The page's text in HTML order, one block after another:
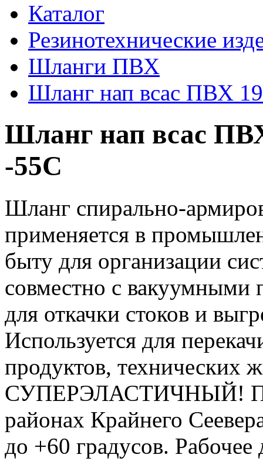
Каталог
Резинотехнические
Шланги ПВХ
Шланг нап всас ПВХ
Шланг нап всас
-55С
Шланг спирально-
применяется в
быту для организации
совместно с вакуумными
для откачки стоков и
Используется для
продуктов, технических
СУПЕРЭЛАСТИЧНЫЙ!
районах Крайнего
до +60 градусов. Рабочее